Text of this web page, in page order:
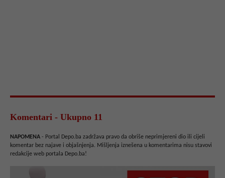
Komentari - Ukupno 11
NAPOMENA - Portal Depo.ba zadržava pravo da obriše neprimjereni dio ili cijeli
komentar bez najave i objašnjenja. Mišljenja iznešena u komentarima nisu stavovi
redakcije web portala Depo.ba!